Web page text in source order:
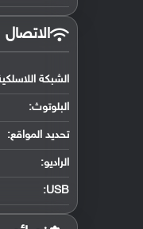
الاتصال
الشبكة
البلوتوث:
تحديد المواقع:
الراديو:
USB
: